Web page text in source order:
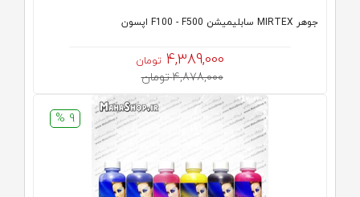
جوهر MIRTEX سابلیمیشن F100 - F500 اپسون
4,389,000 تومان
4,878,000 تومان
9 %